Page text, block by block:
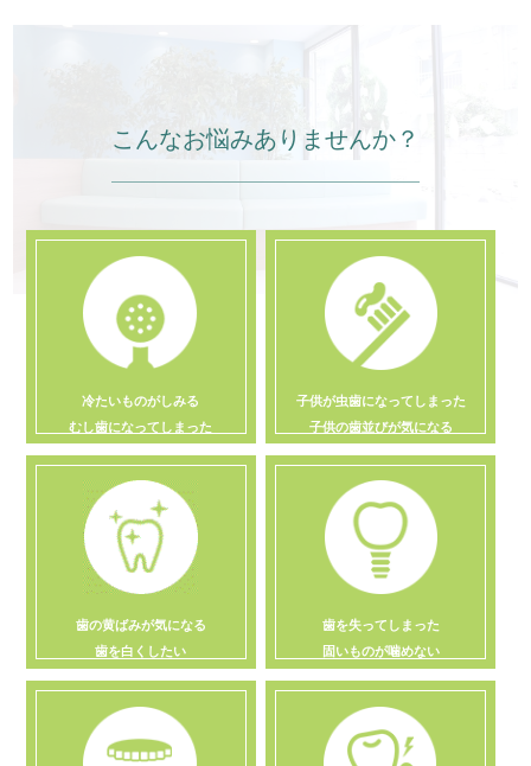
こんなお悩みありませんか？
冷たいものがしみる
むし歯になってしまった
子供が虫歯になってしまった
子供の歯並びが気になる
歯の黄ばみが気になる
歯を白くしたい
歯を失ってしまった
固いものが噛めない